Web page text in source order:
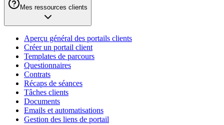
Mes ressources clients
Aperçu général des portails clients
Créer un portail client
Templates de parcours
Questionnaires
Contrats
Récaps de séances
Tâches clients
Documents
Emails et automatisations
Gestion des liens de portail